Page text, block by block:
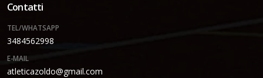
Contatti
TEL/WHATSAPP
3484562998
E-MAIL
atleticazoldo@gmail.com